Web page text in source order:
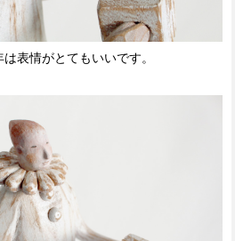
表情がとてもいいです。